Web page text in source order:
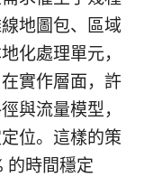
地圖包、區域
化處理單元，
實作層面，許
與流量模型，
位。這樣的策
的時間穩定